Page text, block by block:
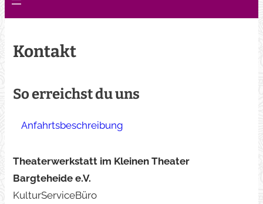
Kontakt
So erreichst du uns
Anfahrtsbeschreibung
Theaterwerkstatt im Kleinen Theater
Bargteheide e.V.
KulturServiceBüro